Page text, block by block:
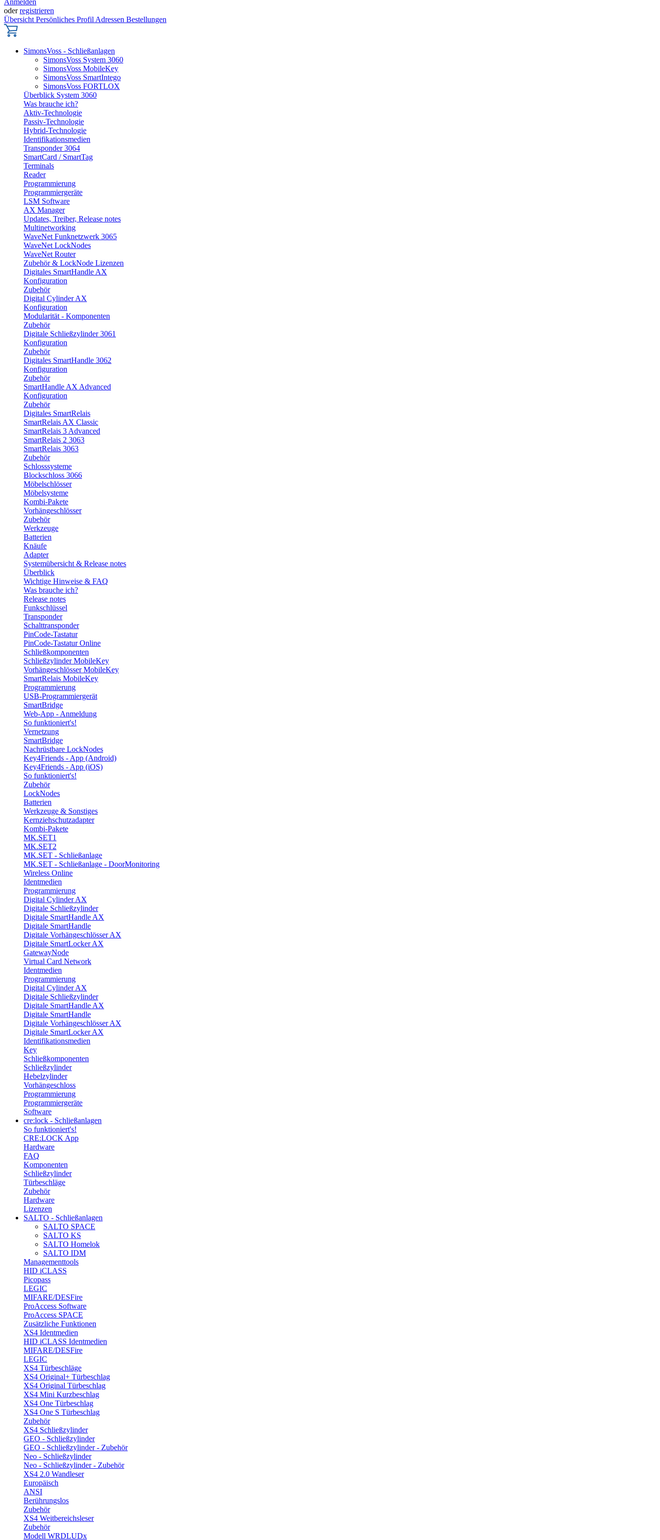
Anmelden
oderregistrieren
Übersicht Persönliches Profil Adressen Bestellungen
SimonsVoss - Schließanlagen
SimonsVoss System 3060
SimonsVoss MobileKey
SimonsVoss SmartIntego
SimonsVoss FORTLOX
Überblick System 3060
Was brauche ich?
Aktiv-Technologie
Passiv-Technologie
Hybrid-Technologie
Identifikationsmedien
Transponder 3064
SmartCard / SmartTag
Terminals
Reader
Programmierung
Programmiergeräte
LSM Software
AX Manager
Updates, Treiber, Release notes
Multinetworking
WaveNet Funknetzwerk 3065
WaveNet LockNodes
WaveNet Router
Zubehör & LockNode Lizenzen
Digitales SmartHandle AX
Konfiguration
Zubehör
Digital Cylinder AX
Konfiguration
Modularität - Komponenten
Zubehör
Digitale Schließzylinder 3061
Konfiguration
Zubehör
Digitales SmartHandle 3062
Konfiguration
Zubehör
SmartHandle AX Advanced
Konfiguration
Zubehör
Digitales SmartRelais
SmartRelais AX Classic
SmartRelais 3 Advanced
SmartRelais 2 3063
SmartRelais 3063
Zubehör
Schlosssysteme
Blockschloss 3066
Möbelschlösser
Möbelsysteme
Kombi-Pakete
Vorhängeschlösser
Zubehör
Werkzeuge
Batterien
Knäufe
Adapter
Systemübersicht & Release notes
Überblick
Wichtige Hinweise & FAQ
Was brauche ich?
Release notes
Funkschlüssel
Transponder
Schalttransponder
PinCode-Tastatur
PinCode-Tastatur Online
Schließkomponenten
Schließzylinder MobileKey
Vorhängeschlösser MobileKey
SmartRelais MobileKey
Programmierung
USB-Programmiergerät
SmartBridge
Web-App - Anmeldung
So funktioniert's!
Vernetzung
SmartBridge
Nachrüstbare LockNodes
Key4Friends - App (Android)
Key4Friends - App (iOS)
So funktioniert's!
Zubehör
LockNodes
Batterien
Werkzeuge & Sonstiges
Kernziehschutzadapter
Kombi-Pakete
MK.SET1
MK.SET2
MK.SET - Schließanlage
MK.SET - Schließanlage - DoorMonitoring
Wireless Online
Identmedien
Programmierung
Digital Cylinder AX
Digitale Schließzylinder
Digitale SmartHandle AX
Digitale SmartHandle
Digitale Vorhängeschlösser AX
Digitale SmartLocker AX
GatewayNode
Virtual Card Network
Identmedien
Programmierung
Digital Cylinder AX
Digitale Schließzylinder
Digitale SmartHandle AX
Digitale SmartHandle
Digitale Vorhängeschlösser AX
Digitale SmartLocker AX
Identifikationsmedien
Key
Schließkomponenten
Schließzylinder
Hebelzylinder
Vorhängeschloss
Programmierung
Programmiergeräte
Software
cre:lock - Schließanlagen
So funktioniert's!
CRE:LOCK App
Hardware
FAQ
Komponenten
Schließzylinder
Türbeschläge
Zubehör
Hardware
Lizenzen
SALTO - Schließanlagen
SALTO SPACE
SALTO KS
SALTO Homelok
SALTO IDM
Managementtools
HID iCLASS
Picopass
LEGIC
MIFARE/DESFire
ProAccess Software
ProAccess SPACE
Zusätzliche Funktionen
XS4 Identmedien
HID iCLASS Identmedien
MIFARE/DESFire
LEGIC
XS4 Türbeschläge
XS4 Original+ Türbeschlag
XS4 Original Türbeschlag
XS4 Mini Kurzbeschlag
XS4 One Türbeschlag
XS4 One S Türbeschlag
Zubehör
XS4 Schließzylinder
GEO - Schließzylinder
GEO - Schließzylinder - Zubehör
Neo - Schließzylinder
Neo - Schließzylinder - Zubehör
XS4 2.0 Wandleser
Europäisch
ANSI
Berührungslos
Zubehör
XS4 Weitbereichsleser
Zubehör
Modell WRDLUDx